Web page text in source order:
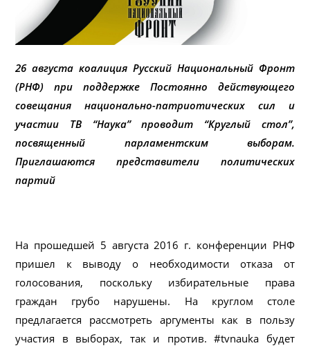
26 августа коалиция Русский Национальный Фронт
(РНФ) при поддержке Постоянно действующего
совещания национально-патриотических сил и
участии ТВ “Наука” проводит “Круглый стол”,
посвященный парламентским выборам.
Приглашаются представители политических
партий
На прошедшей 5 августа 2016 г. конференции РНФ
пришел к выводу о необходимости отказа от
голосования, поскольку избирательные права
граждан грубо нарушены. На круглом столе
предлагается рассмотреть аргументы как в пользу
участия в выборах, так и против. #tvnauka будет